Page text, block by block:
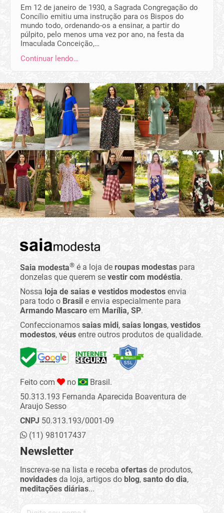
Em 12 de janeiro de 1930, a Sagrada Congregação do
Concílio emitiu uma instrução para os Bispos do
mundo todo, ordenando-os a ensinar, a partir do
púlpito, pelo menos uma vez por ano, na festa da
Imaculada Conceição,…
Continuar lendo…
Saia modesta® é a loja de roupas modestas para
donzelas que querem se vestir com modéstia.
Nossa loja de saias e vestidos modestos envia
para todo o Brasil e envia especialmente para
Armando Mascaro em Marília, SP.
Confeccionamos saias midi, saias longas, vestidos
modestos, véus entre outros produtos de qualidade.
Feito com no
Brasil.
50.313.193 Fernanda Aparecida Boaventura de
Araujo Sesso
CNPJ 50.313.193/0001-09
(11) 981017437
Newsletter
Inscreva-se na lista e receba ofertas de produtos,
novidades da loja, artigos do blog, santo do dia,
meditações diárias...